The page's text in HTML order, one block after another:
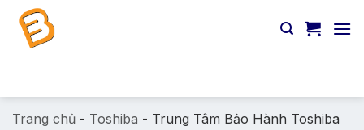
Chuyển
đến
Trang chủ - Toshiba - Trung Tâm Bảo Hành Toshiba